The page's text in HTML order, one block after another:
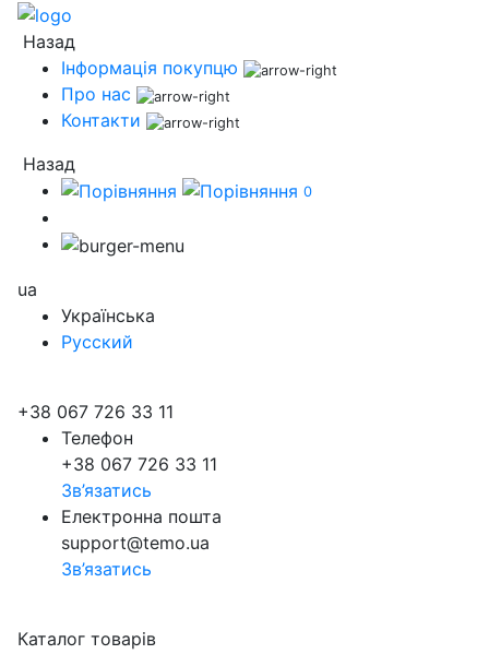
Назад
Інформація покупцю
Про нас
Контакти
Назад
0
ua
Українська
Русский
+38 067 726 33 11
Телефон
+38 067 726 33 11
Зв’язатись
Електронна пошта
support@temo.ua
Зв’язатись
Каталог товарів